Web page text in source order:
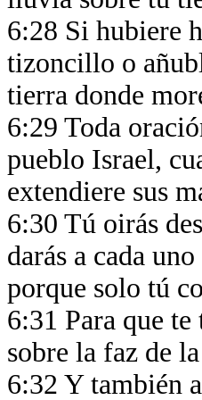
6:28 Si hubiere
tizoncillo o
tierra donde
6:29 Toda
pueblo Israel,
extendiere sus
6:30 Tú oirás
darás a cada
porque solo tú
6:31 Para que
sobre la faz de
6:32 Y también